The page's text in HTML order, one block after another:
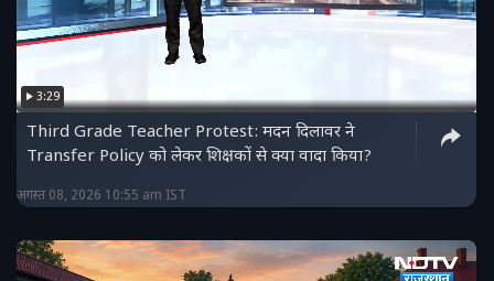
3:29
Third Grade Teacher Protest: मदन दिलावर ने
Transfer Policy को लेकर शिक्षकों से क्या वादा किया?
अगस्त 08, 2026 10:55 am IST